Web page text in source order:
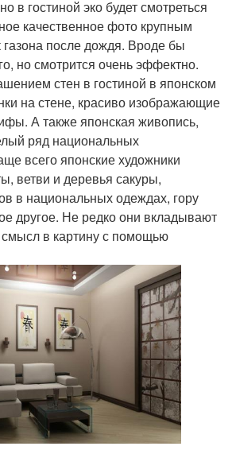
в гостиной эко будет смотреться
качественное фото крупным
после дождя. Вроде бы
но смотрится очень эффектно.
стен в гостиной в японском
на стене, красиво изображающие
А также японская живопись,
ряд национальных
всего японские художники
ветви и деревья сакуры,
в национальных одеждах, гору
другое. Не редко они вкладывают
в картину с помощью